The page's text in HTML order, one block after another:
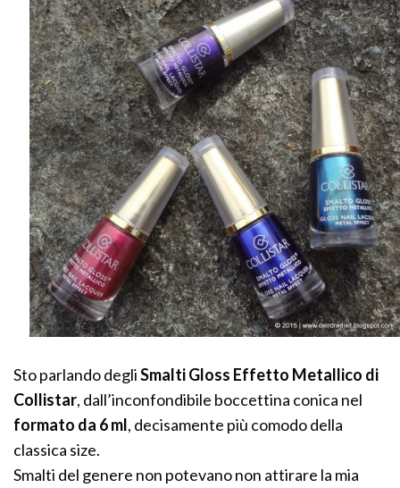
Sto parlando degliSmalti Gloss Effetto Metallico di
Collistar, dall’inconfondibile boccettina conica nel
formato da 6 ml, decisamente più comodo della
classica size.
Smalti del genere non potevano non attirare la mia